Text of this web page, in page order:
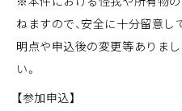
ねますので、安全に十分留意
明点や申込後の変更等ありま
い。
【参加申込】